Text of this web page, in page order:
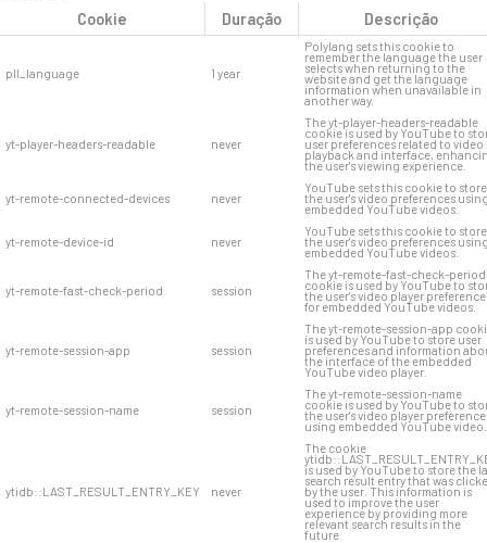
Cookie
Duração Descrição
pll_language 1 year
Polylang sets this cookie to
remember the language the user
selects when returning to the
website and get the language
information when unavailable in
another way.
yt-player-headers-readable never
The yt-player-headers-readable
cookie is used by YouTube to
user preferences related to video
playback and interface,
the user's viewing experience.
yt-remote-connected-devices never
YouTube sets this cookie to store
the user's video preferences
embedded YouTube videos.
yt-remote-device-id never
YouTube sets this cookie to store
the user's video preferences
embedded YouTube videos.
yt-remote-fast-check-period session
The yt-remote-fast-check-period
cookie is used by YouTube to
the user's video player
for embedded YouTube videos.
yt-remote-session-app session
The yt-remote-session-app
is used by YouTube to store user
preferences and information
the interface of the embedded
YouTube video player.
yt-remote-session-name session
The yt-remote-session-name
cookie is used by YouTube to
the user's video player
using embedded YouTube video.
ytidb::LAST_RESULT_ENTRY_KEY never
The cookie
is used by YouTube to store the
search result entry that was
by the user. This information is
used to improve the user
experience by providing more
relevant search results in the
future.